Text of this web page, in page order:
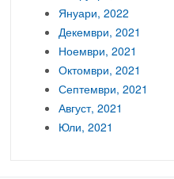
Януари, 2022
Декември, 2021
Ноември, 2021
Октомври, 2021
Септември, 2021
Август, 2021
Юли, 2021